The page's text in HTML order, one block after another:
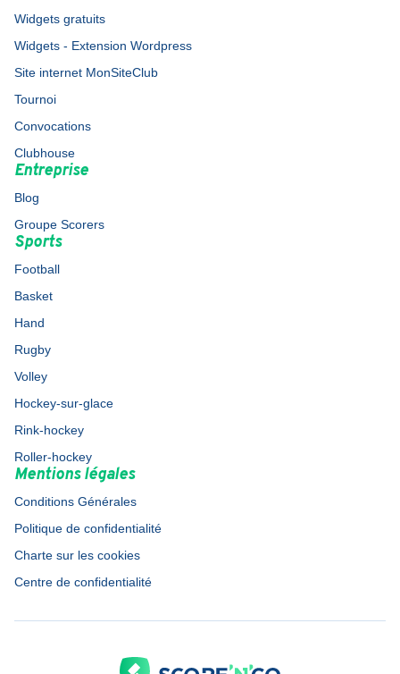
Widgets gratuits
Widgets - Extension Wordpress
Site internet MonSiteClub
Tournoi
Convocations
Clubhouse
Entreprise
Blog
Groupe Scorers
Sports
Football
Basket
Hand
Rugby
Volley
Hockey-sur-glace
Rink-hockey
Roller-hockey
Mentions légales
Conditions Générales
Politique de confidentialité
Charte sur les cookies
Centre de confidentialité